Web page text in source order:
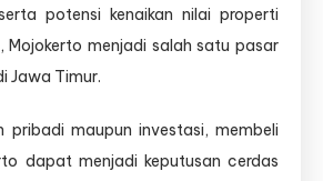
potensi kenaikan nilai properti
Mojokerto menjadi salah satu pasar
Jawa Timur.
pribadi maupun investasi, membeli
dapat menjadi keputusan cerdas